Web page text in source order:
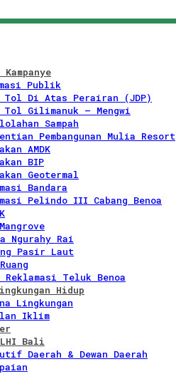
Publik
Tol Di Atas Perairan (JDP)
Tol Gilimanuk – Mengwi
Sampah
Pembangunan Mulia Resort
AMDK
BIP
Geotermal
Bandara
Pelindo III Cabang Benoa
Ngurahy Rai
Pasir Laut
Reklamasi Teluk Benoa
Hidup
Lingkungan
Iklim
Bali
Daerah & Dewan Daerah